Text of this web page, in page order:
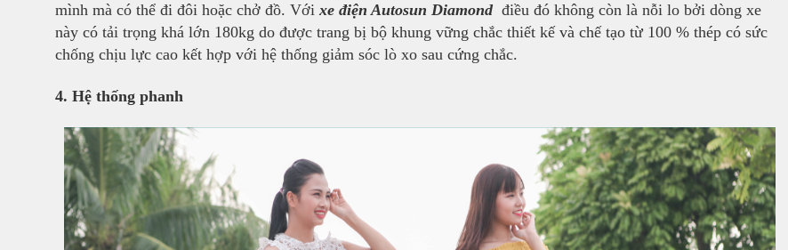
mình mà có thể đi đôi hoặc chở đồ. Vớixe điện Autosun Diamondđiều đó không còn là nỗi lo bởi dòng xe
này có tải trọng khá lớn 180kg do được trang bị bộ khung vững chắc thiết kế và chế tạo từ 100 % thép có sức
chống chịu lực cao kết hợp với hệ thống giảm sóc lò xo sau cứng chắc.
4. Hệ thống phanh